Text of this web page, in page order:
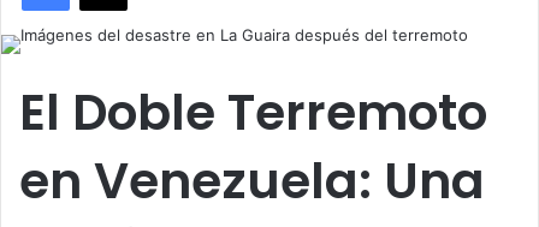
El Doble Terremoto
en Venezuela: Una